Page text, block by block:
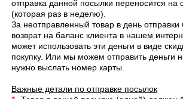
отправка данной посылки переносится
(которая раз в неделю).
За неотправленный товар в день отправки
возврат на баланс клиента в нашем
может использовать эти деньги в виде
покупку. Или мы можем отправить деньги
нужно выслать номер карты.
Важные детали по отправке посылок